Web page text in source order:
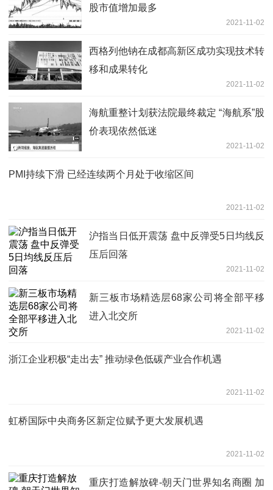
股市值增加最多
2021-11-02
西格列他钠在成都高新区成功实现技术转
移和成果转化
2021-11-02
海航重整计划获法院最终裁定 “海航系”股
价表现依然低迷
2021-11-02
PMI持续下滑 已经连续两个月处于收缩区间
2021-11-02
沪指当日低开震荡 盘中反弹受5日均线反
压后回落
2021-11-02
新三板市场精选层68家公司将全部平移
进入北交所
2021-11-02
浙江企业积极“走出去” 推动绿色低碳产业合作机遇
2021-11-02
虹桥国际中央商务区新定位赋予更大发展机遇
2021-11-02
重庆打造解放碑-朝天门世界知名商圈 加